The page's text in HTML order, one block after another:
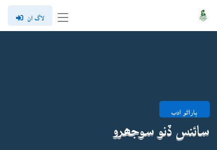
لاگ ان
ٻاراڻو ادب
سائنس ڏنو سوجھرو